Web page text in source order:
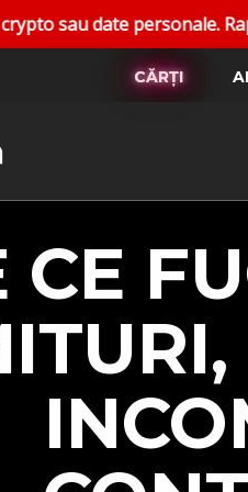
Raportați conturile
CĂRȚI
CE